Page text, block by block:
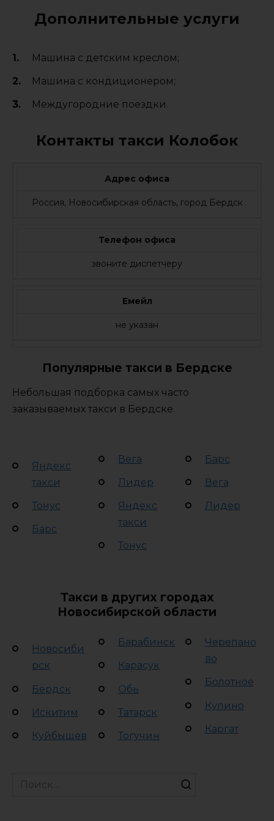
Дополнительные услуги
Машина с детским креслом;
Машина с кондиционером;
Междугородние поездки.
Контакты такси Колобок
Адрес офиса
Россия, Новосибирская область, город Бердск
Телефон офиса
звоните диспетчеру
Емейл
не указан
Популярные такси в Бердске
Небольшая подборка самых часто
заказываемых такси в Бердске.
Яндекс
такси
Тонус
Барс
Вега
Лидер
Яндекс
такси
Тонус
Барс
Вега
Лидер
Такси в других городах
Новосибирской области
Новосиби
рск
Бердск
Искитим
Куйбышев
Барабинск
Карасук
Обь
Татарск
Тогучин
Черепано
во
Болотное
Купино
Каргат
Search